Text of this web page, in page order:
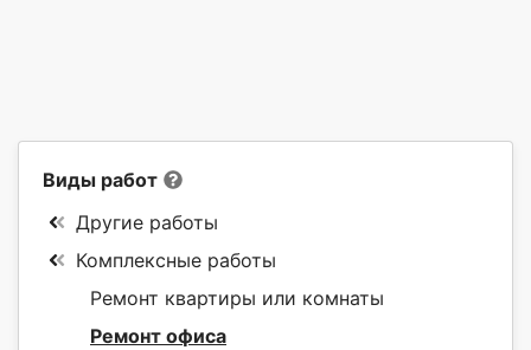
Виды работ
Другие работы
Комплексные работы
Ремонт квартиры или комнаты
Ремонт офиса